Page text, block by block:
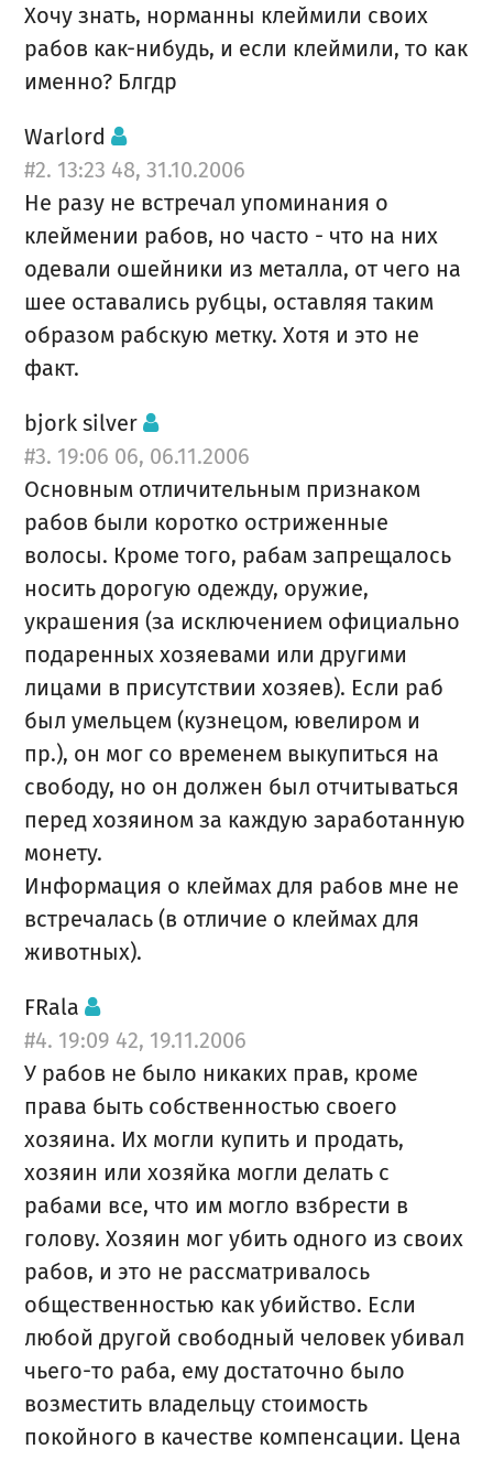
Хочу знать, норманны клеймили своих
рабов как-нибудь, и если клеймили, то как
именно? Блгдр
Warlord
#2. 13:23 48, 31.10.2006
Не разу не встречал упоминания о
клеймении рабов, но часто - что на них
одевали ошейники из металла, от чего на
шее оставались рубцы, оставляя таким
образом рабскую метку. Хотя и это не
факт.
bjork silver
#3. 19:06 06, 06.11.2006
Основным отличительным признаком
рабов были коротко остриженные
волосы. Кроме того, рабам запрещалось
носить дорогую одежду, оружие,
украшения (за исключением официально
подаренных хозяевами или другими
лицами в присутствии хозяев). Если раб
был умельцем (кузнецом, ювелиром и
пр.), он мог со временем выкупиться на
свободу, но он должен был отчитываться
перед хозяином за каждую заработанную
монету.
Информация о клеймах для рабов мне не
встречалась (в отличие о клеймах для
животных).
FRala
#4. 19:09 42, 19.11.2006
У рабов не было никаких прав, кроме
права быть собственностью своего
хозяина. Их могли купить и продать,
хозяин или хозяйка могли делать с
рабами все, что им могло взбрести в
голову. Хозяин мог убить одного из своих
рабов, и это не рассматривалось
общественностью как убийство. Если
любой другой свободный человек убивал
чьего-то раба, ему достаточно было
возместить владельцу стоимость
покойного в качестве компенсации. Цена